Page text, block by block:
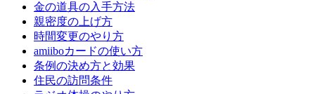
金の道具の入手方法
親密度の上げ方
時間変更のやり方
amiiboカードの使い方
条例の決め方と効果
住民の訪問条件